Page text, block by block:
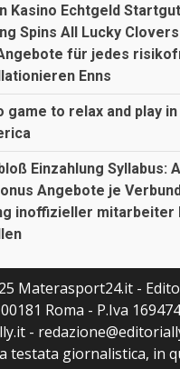
Kasino Echtgeld
Spins All Lucky
für jedes
Enns
game to relax and play
Einzahlung Syllabus:
Angebote je
inoffizieller mitarbeiter
Materasport24.it -
Roma - P.Iva
-
testata giornalistica, in